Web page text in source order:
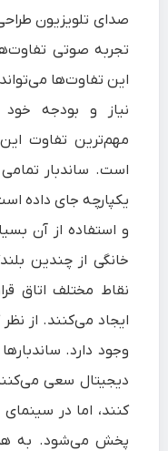
صدای تلویزیون
تجربه صوتی
این تفاوت‌ها
نیاز و بودجه خود
مهم‌ترین تفاوت
است. ساندبار
یکپارچه جای داده
و استفاده از آن
خانگی از چندین
نقاط مختلف اتاق
ایجاد می‌کنند. از
وجود دارد.
دیجیتال سعی
کنند، اما در
پخش می‌شود. به